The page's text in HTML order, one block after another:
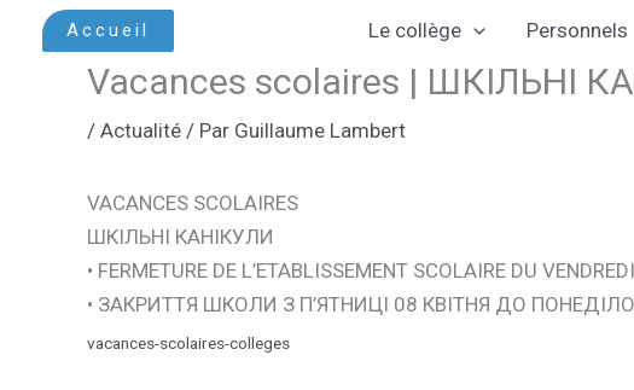
Accueil Le collège Personnels
Vacances scolaires | ШКІЛЬНІ
/ Actualité / Par Guillaume Lambert
VACANCES SCOLAIRES
ШКІЛЬНІ КАНІКУЛИ
• FERMETURE DE L’ETABLISSEMENT SCOLAIRE DU
• ЗАКРИТТЯ ШКОЛИ З П’ЯТНИЦІ 08 КВІТНЯ ДО
vacances-scolaires-colleges